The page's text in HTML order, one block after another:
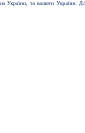
України, та валюти України.